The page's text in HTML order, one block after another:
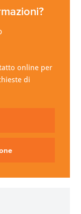
online per
di